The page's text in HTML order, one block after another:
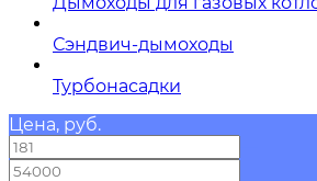
Сэндвич-дымоходы
Турбонасадки
Цена, руб.